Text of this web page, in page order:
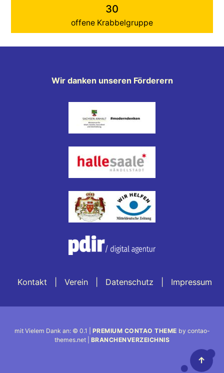
30
offene Krabbelgruppe
Wir danken unseren Förderern
Kontakt Verein Datenschutz Impressum
mit Vielem Dank an: © 0.1 | PREMIUM CONTAO THEME by contao-
themes.net | BRANCHENVERZEICHNIS
↑